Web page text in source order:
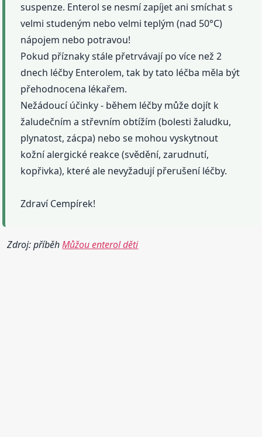
suspenze. Enterol se nesmí zapíjet ani smíchat s
velmi studeným nebo velmi teplým (nad 50°C)
nápojem nebo potravou!
Pokud příznaky stále přetrvávají po více než 2
dnech léčby Enterolem, tak by tato léčba měla být
přehodnocena lékařem.
Nežádoucí účinky - během léčby může dojít k
žaludečním a střevním obtížím (bolesti žaludku,
plynatost, zácpa) nebo se mohou vyskytnout
kožní alergické reakce (svědění, zarudnutí,
kopřivka), které ale nevyžadují přerušení léčby.
Zdraví Cempírek!
Zdroj: příběhMůžou enterol děti